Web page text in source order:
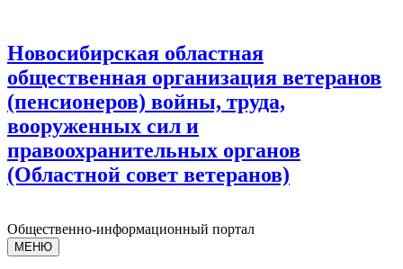
Новосибирская областная
общественная организация ветеранов
(пенсионеров) войны, труда,
вооруженных сил и
правоохранительных органов
(Областной совет ветеранов)
Общественно-информационный портал
МЕНЮ